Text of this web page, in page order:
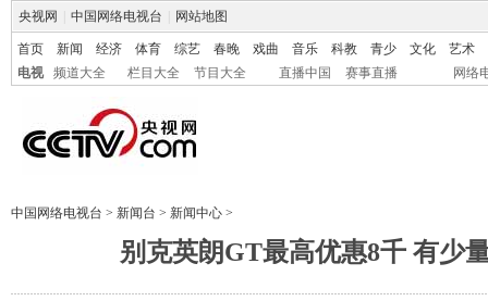
央视网 中国网络电视台 网站地图
首页 新闻 经济 体育 综艺 春晚 戏曲 音乐 科教 青少 文化
艺术
电视
频道大全 栏目大全 节目大全 直播中国 赛事直播 网络
中国网络电视台 > 新闻台 > 新闻中心 >
别克英朗GT最高优惠8千 有少